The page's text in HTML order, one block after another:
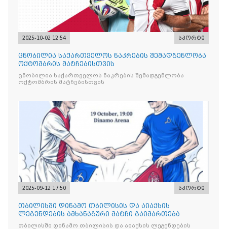
2025-10-02 12:54 სპორტი
ცნობილია საქართველოს ნაკრების შემადგენლობა
ოქტომბრის მატჩებისთვის
ცნობილია საქართველოს ნაკრების შემადგენლობა
ოქტომბრის მატჩებისთვის
2025-09-12 17:50 სპორტი
თბილისში დინამო თბილისის და აიაქსის
ლეგენდების ამხანაგური მატჩი გაიმართება
თბილისში დინამო თბილისის და აიაქსის ლეგენდების